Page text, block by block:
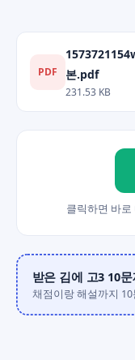
PDF
본.pdf
231.53 KB
클릭하면 바로
받은 김에 고3 10
채점이랑 해설까지